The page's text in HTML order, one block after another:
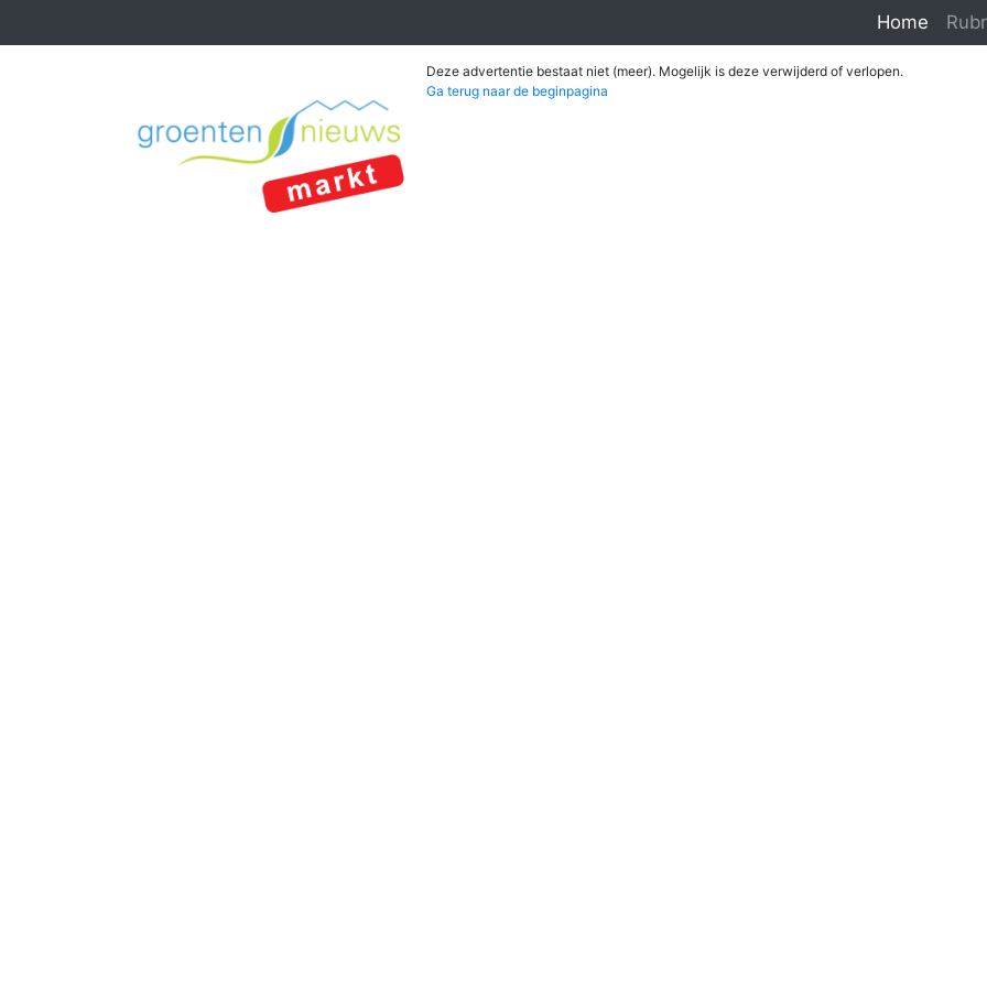
Home
Deze advertentie bestaat niet (meer). Mogelijk is deze verwijderd of verlopen.
Ga terug naar de beginpagina